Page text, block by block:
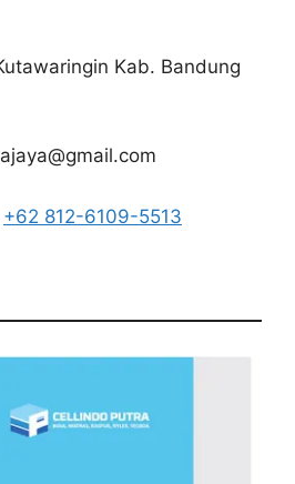
Kab. Bandung
+62 812-6109-5513